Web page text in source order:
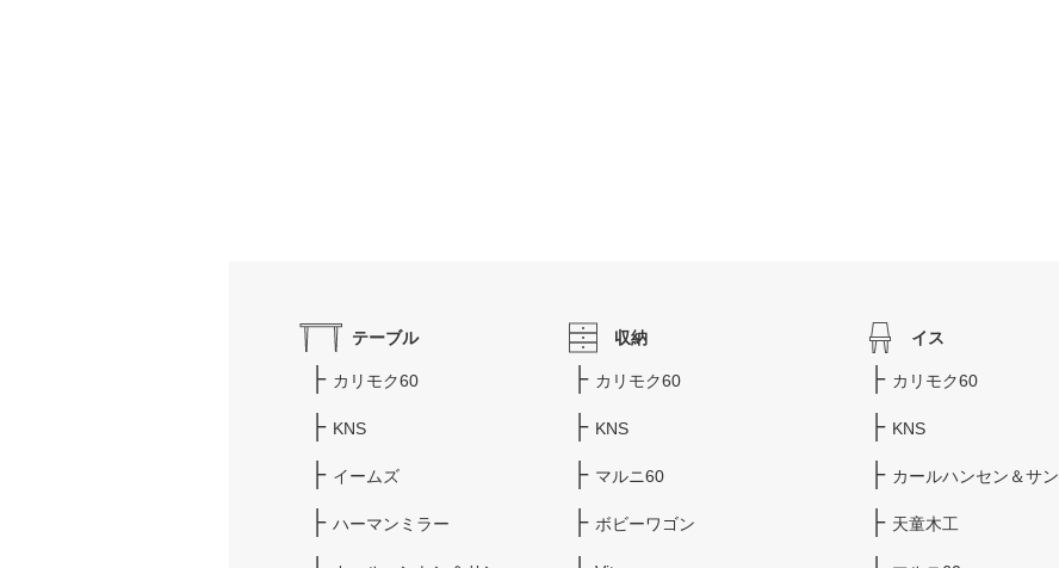
テーブル
カリモク60
KNS
イームズ
ハーマンミラー
収納
カリモク60
KNS
マルニ60
ボビーワゴン
イス
カリモク60
KNS
カールハンセン＆サン
天童木工